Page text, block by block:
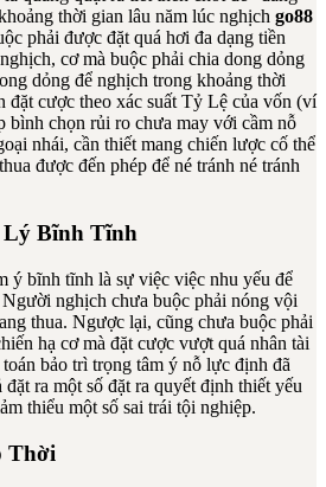
thời gian lâu năm lúc nghịch go88
phải được đặt quá hơi đa dạng tiền
cơ mà buộc phải chia dong dỏng
dỏng để nghịch trong khoảng thời
đặt cược theo xác suất Tỷ Lệ của vốn (ví
bình chọn rủi ro chưa may với cầm nỗ
nhái, cần thiết mang chiến lược cố thể
được đến phép để né tránh né tránh
Lý Bĩnh Tĩnh
ý bĩnh tĩnh là sự việc việc nhu yếu để
Người nghịch chưa buộc phải nóng vội
thua. Ngược lại, cũng chưa buộc phải
hạ cơ mà đặt cược vượt quá nhân tài
bảo trì trọng tâm ý nỗ lực định đã
ra một số đặt ra quyết định thiết yếu
thiểu một số sai trái tội nghiệp.
Thời